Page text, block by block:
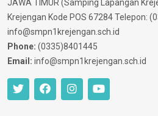
JAWA TIMUR (Samping Lapangan
Krejengan Kode POS 67284 Telepon:
info@smpn1krejengan.sch.id
Phone: (0335)8401445
Email: info@smpn1krejengan.sch.id